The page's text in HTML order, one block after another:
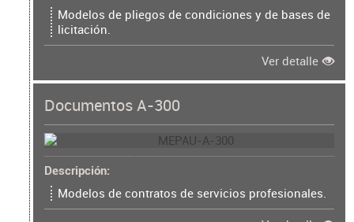
Modelos de pliegos de condiciones y de bases de
licitación.
Ver detalle
Documentos A-300
Descripción
Modelos de contratos de servicios profesionales.